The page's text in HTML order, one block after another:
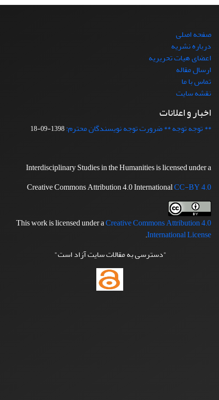
صفحه اصلی
درباره نشریه
اعضای هیات تحریریه
ارسال مقاله
تماس با ما
نقشه سایت
اخبار و اعلانات
** توجه توجه ** ضرورت توجه نویسندگان محترم:1398-09-18
Interdisciplinary Studies in the Humanities is licensed under a
Creative Commons Attribution 4.0 InternationalCC-BY 4.0
This work is licensed under aCreative Commons Attribution 4.0
International License
.
"دسترسی به مقالات سایت آزاد است"